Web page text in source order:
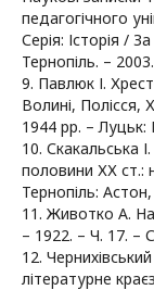
педагогічного
Серія: Історія /
Тернопіль. –
9. Павлюк І.
Волині,
1944 рр. –
10. Скакальська
половини ХХ ст.:
Тернопіль:
11. Животко А.
– 1922. – Ч. 17. –
12.
літературне